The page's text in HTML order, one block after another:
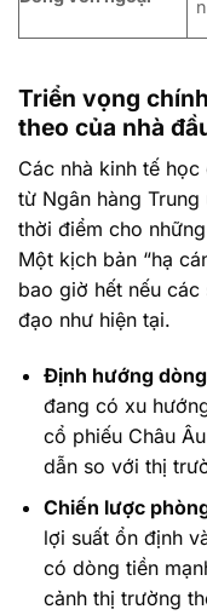
Triển vọng
theo của nhà
Các nhà kinh tế
từ Ngân hàng
thời điểm cho
Một kịch bản “hạ
bao giờ hết nếu
đạo như hiện tại.
Định hướng
đang có xu
cổ phiếu Châu
dẫn so với thị
Chiến lược
lợi suất ổn định
có dòng tiền
cảnh thị trường